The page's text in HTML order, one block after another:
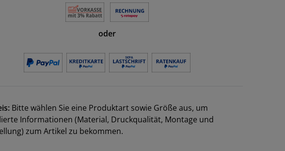
oder
Bitte wählen Sie eine Produktart sowie Größe aus, um
Informationen (Material, Druckqualität, Montage und
zum Artikel zu bekommen.